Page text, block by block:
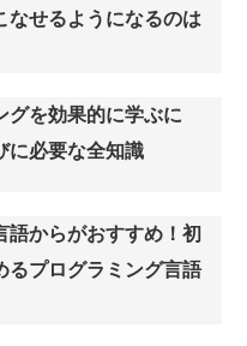
なせるようになるのは
グを効果的に学ぶに
に必要な全知識
語からがおすすめ！初
るプログラミング言語